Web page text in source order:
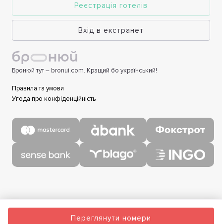
Переглянути номери
Реєстрація готелів
Вхід в екстранет
Бронюй тут – bronui.com. Кращий бо український!
Правила та умови
Угода про конфіденційність